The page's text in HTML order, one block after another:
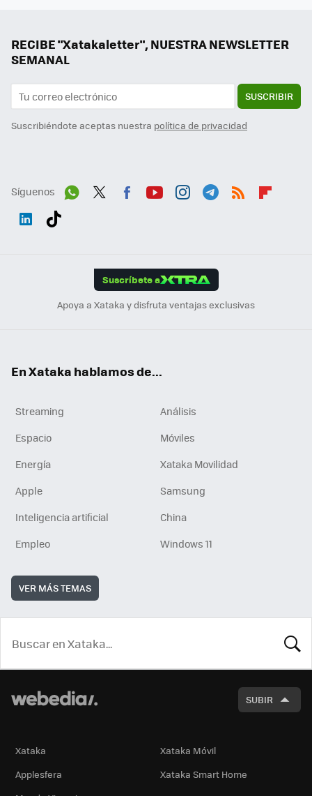
RECIBE "Xatakaletter", NUESTRA NEWSLETTER
SEMANAL
SUSCRIBIR
Suscribiéndote aceptas nuestra política de privacidad
Síguenos
Suscríbete a
Apoya a Xataka y disfruta ventajas exclusivas
En Xataka hablamos de...
Streaming
Análisis
Espacio
Móviles
Energía
Xataka Movilidad
Apple
Samsung
Inteligencia artificial
China
Empleo
Windows 11
VER MÁS TEMAS
SUBIR
Xataka
Xataka Móvil
Applesfera
Xataka Smart Home